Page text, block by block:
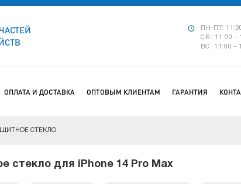
ПН-ПТ:
СБ: 11:00 -
ВС: 11:00 -
ОПЛАТА И ДОСТАВКА ОПТОВЫМ КЛИЕНТАМ ГАРАНТИЯ
СТЕКЛО
стекло для iPhone 14 Pro Max